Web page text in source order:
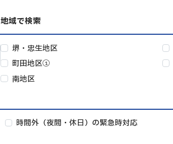
地域で検索
堺・忠生地区
町田地区①
南地区
時間外（夜間・休日）の緊急時対応